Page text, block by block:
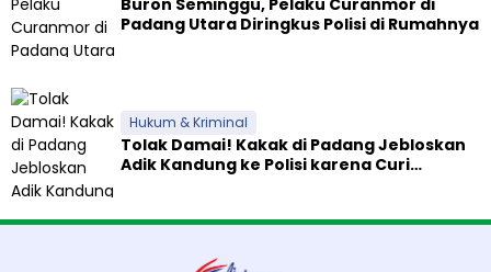
Buron Seminggu, Pelaku Curanmor di
Padang Utara Diringkus Polisi di Rumahnya
Hukum & Kriminal
Tolak Damai! Kakak di Padang Jebloskan
Adik Kandung ke Polisi karena Curi